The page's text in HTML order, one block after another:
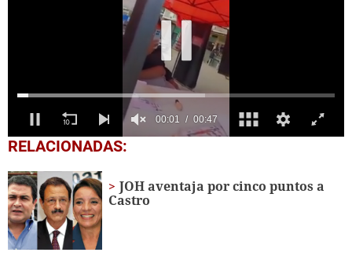
0
seconds
47
seconds
RELACIONADAS:
JOH aventaja por cinco puntos a
Castro